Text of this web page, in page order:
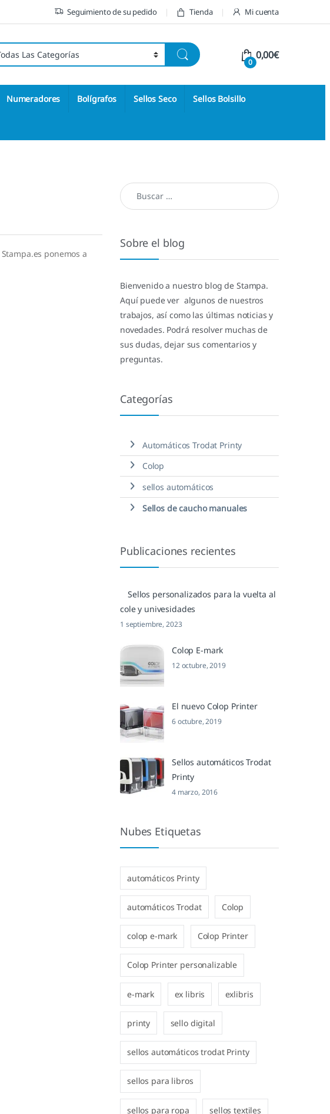
Seguimiento de su pedido Tienda Mi cuenta
0
0,00€
Numeradores Bolígrafos Sellos Seco Sellos Bolsillo
ponemos a
Buscar:
Sobre el blog
Bienvenido a nuestro blog de Stampa.
Aquí puede ver algunos de nuestros
trabajos, así como las últimas noticias y
novedades. Podrá resolver muchas de
sus dudas, dejar sus comentarios y
preguntas.
Categorías
Automáticos Trodat Printy
Colop
sellos automáticos
Sellos de caucho manuales
Publicaciones recientes
Sellos personalizados para la vuelta al
cole y univesidades
1 septiembre, 2023
Colop E-mark
12 octubre, 2019
El nuevo Colop Printer
6 octubre, 2019
Sellos automáticos Trodat
Printy
4 marzo, 2016
Nubes Etiquetas
automáticos Printy
automáticos Trodat Colop
colop e-mark Colop Printer
Colop Printer personalizable
e-mark ex libris exlibris
printy sello digital
sellos automáticos trodat Printy
sellos para libros
sellos para ropa sellos textiles